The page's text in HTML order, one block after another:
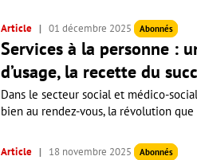
Article 01 décembre 2025 Abonnés
Services à la personne :
d’usage, la recette du
Dans le secteur social et médico-
bien au rendez-vous, la révolution que
Article 18 novembre 2025 Abonnés